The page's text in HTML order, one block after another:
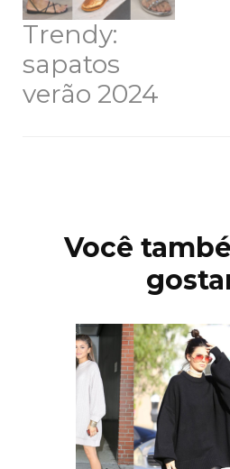
Trendy:
sapatos
verão 2024
postVocê